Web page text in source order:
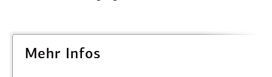
Mehr Infos